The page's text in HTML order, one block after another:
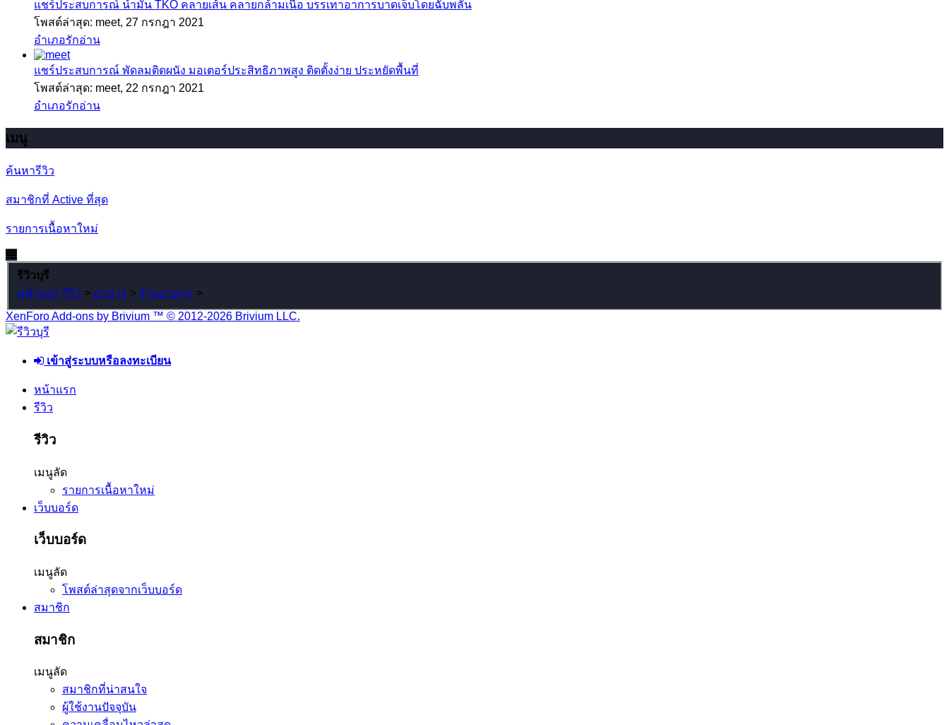
แชร์ประสบการณ์ น้ำมัน TKO คลายเส้น คลายกล้ามเนื้อ บรรเทาอาการบาดเจ็บโดยฉับพลัน
โพสต์ล่าสุด: meet, 27 กรกฎา 2021
อำเภอรักอ่าน
แชร์ประสบการณ์ พัดลมติดผนัง มอเตอร์ประสิทธิภาพสูง ติดตั้งง่าย ประหยัดพื้นที่
โพสต์ล่าสุด: meet, 22 กรกฎา 2021
อำเภอรักอ่าน
เมนู
ค้นหารีวิว
สมาชิกที่ Active ที่สุด
รายการเนื้อหาใหม่
รีวิวบุรี
หน้าแรก รีวิว > อาหาร > ร้านอาหาร >
XenForo Add-ons by Brivium ™ © 2012-2026 Brivium LLC.
เข้าสู่ระบบหรือลงทะเบียน
หน้าแรก
รีวิว
รีวิว
เมนูลัด
รายการเนื้อหาใหม่
เว็บบอร์ด
เว็บบอร์ด
เมนูลัด
โพสต์ล่าสุดจากเว็บบอร์ด
สมาชิก
สมาชิก
เมนูลัด
สมาชิกที่น่าสนใจ
ผู้ใช้งานปัจจุบัน